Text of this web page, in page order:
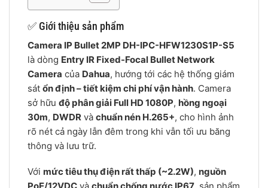
✅ Giới thiệu sản phẩm
Camera IP Bullet 2MP DH-IPC-HFW1230S1P-S5
là dòng Entry IR Fixed-Focal Bullet Network
Camera của Dahua, hướng tới các hệ thống giám
sát ổn định – tiết kiệm chi phí vận hành. Camera
sở hữu độ phân giải Full HD 1080P, hồng ngoại
30m, DWDR và chuẩn nén H.265+, cho hình ảnh
rõ nét cả ngày lẫn đêm trong khi vẫn tối ưu băng
thông và lưu trữ.
Với mức tiêu thụ điện rất thấp (~2.2W), nguồn